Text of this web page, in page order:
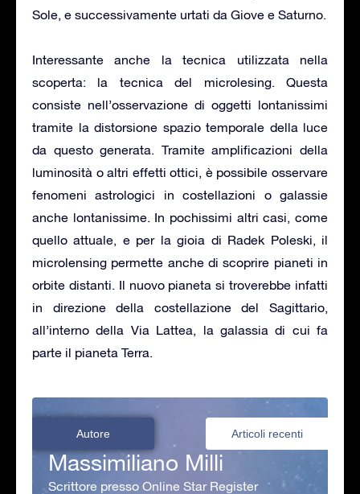
Sole, e successivamente urtati da Giove e Saturno.
Interessante anche la tecnica utilizzata nella
scoperta: la tecnica del microlesing. Questa
consiste nell’osservazione di oggetti lontanissimi
tramite la distorsione spazio temporale della luce
da questo generata. Tramite amplificazioni della
luminosità o altri effetti ottici, è possibile osservare
fenomeni astrologici in costellazioni o galassie
anche lontanissime. In pochissimi altri casi, come
quello attuale, e per la gioia di Radek Poleski, il
microlensing permette anche di scoprire pianeti in
orbite distanti. Il nuovo pianeta si troverebbe infatti
in direzione della costellazione del Sagittario,
all’interno della Via Lattea, la galassia di cui fa
parte il pianeta Terra.
Autore Articoli recenti
Massimiliano Milli
Scrittore presso Online Star Register